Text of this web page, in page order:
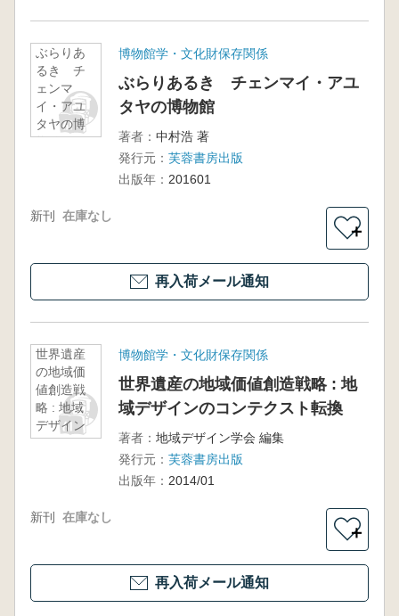
ぶらりあ
るき チ
ェンマ
イ・アユ
タヤの博
物館
博物館学・文化財保存関係
ぶらりあるき チェンマイ・アユ
タヤの博物館
著者： 中村浩 著
発行元： 芙蓉書房出版
出版年： 201601
新刊 在庫なし
＋
再入荷メール通知
世界遺産
の地域価
値創造戦
略 : 地域
デザイン
のコンテ
博物館学・文化財保存関係
世界遺産の地域価値創造戦略 : 地
域デザインのコンテクスト転換
著者： 地域デザイン学会 編集
発行元： 芙蓉書房出版
出版年： 2014/01
新刊 在庫なし
＋
再入荷メール通知